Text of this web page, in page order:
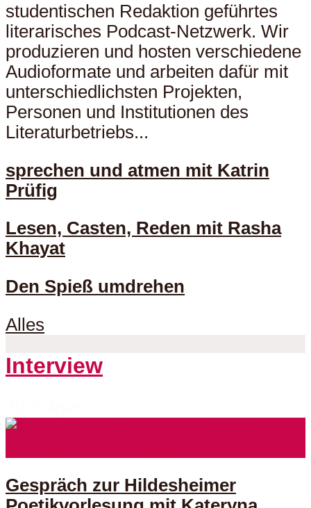
studentischen Redaktion geführtes
literarisches Podcast-Netzwerk. Wir
produzieren und hosten verschiedene
Audioformate und arbeiten dafür mit
unterschiedlichsten Projekten,
Personen und Institutionen des
Literaturbetriebs...
sprechen und atmen mit Katrin
Prüfig
Lesen, Casten, Reden mit Rasha
Khayat
Den Spieß umdrehen
Alles
Interview
Gespräch zur Hildesheimer